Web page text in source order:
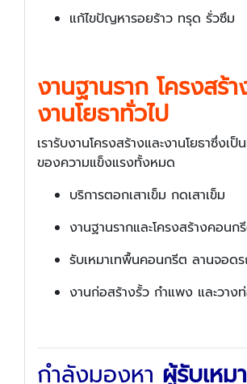
แก้ไขปัญหารอยร้าว ทรุด รั่วซึม
งานฐานราก โครงสร้า
งานโยธาทั่วไป
เรารับงานโครงสร้างและงานโยธาซึ่งเ
ของความแข็งแรงทั้งหมด
บริการตอกเสาเข็ม กดเสาเข็ม
งานฐานรากและโครงสร้างคอนก
รับเหมาเทพื้นคอนกรีต ลานจอด
งานก่อสร้างรั้ว กำแพง และวางท่
กำลังมองหา ผู้รับเหม